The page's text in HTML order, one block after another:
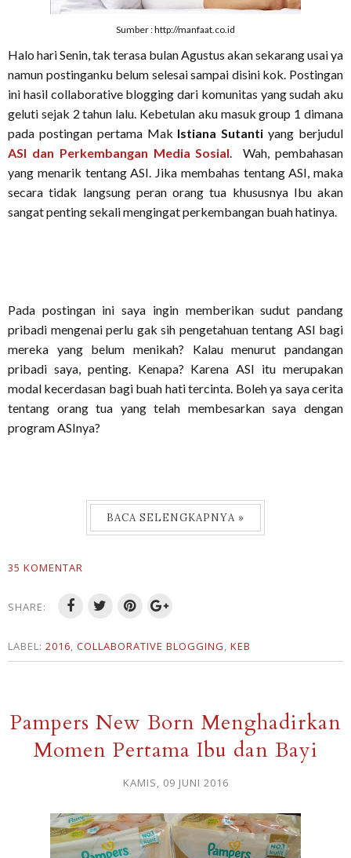
Sumber : http://manfaat.co.id
Halo hari Senin, tak terasa bulan Agustus akan sekarang usai ya
namun postinganku belum selesai sampai disini kok. Postingan
ini hasil collaborative blogging dari komunitas yang sudah aku
geluti sejak 2 tahun lalu. Kebetulan aku masuk group 1 dimana
pada postingan pertama Mak Istiana Sutanti yang berjudul
ASI dan Perkembangan Media Sosial. Wah, pembahasan
yang menarik tentang ASI. Jika membahas tentang ASI, maka
secara tidak langsung peran orang tua khususnya Ibu akan
sangat penting sekali mengingat perkembangan buah hatinya.
Pada postingan ini saya ingin memberikan sudut pandang
pribadi mengenai perlu gak sih pengetahuan tentang ASI bagi
mereka yang belum menikah? Kalau menurut pandangan
pribadi saya, penting. Kenapa? Karena ASI itu merupakan
modal kecerdasan bagi buah hati tercinta. Boleh ya saya cerita
tentang orang tua yang telah membesarkan saya dengan
program ASInya?
BACA SELENGKAPNYA »
35 KOMENTAR
SHARE:
LABEL: 2016, COLLABORATIVE BLOGGING, KEB
Pampers New Born Menghadirkan
Momen Pertama Ibu dan Bayi
KAMIS, 09 JUNI 2016